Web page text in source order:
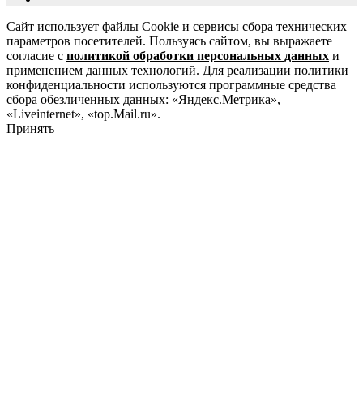
Сайт использует файлы Cookie и сервисы сбора технических
параметров посетителей. Пользуясь сайтом, вы выражаете
согласие с политикой обработки персональных данных и
применением данных технологий. Для реализации политики
конфиденциальности используются программные средства
сбора обезличенных данных: «Яндекс.Метрика»,
«Liveinternet», «top.Mail.ru».
Принять